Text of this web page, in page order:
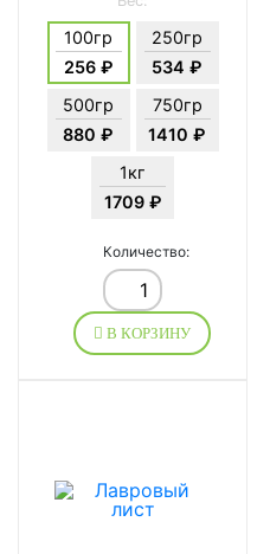
100гр
256 ₽
250гр
534 ₽
500гр
880 ₽
750гр
1410 ₽
1кг
1709 ₽
Количество:
В КОРЗИНУ